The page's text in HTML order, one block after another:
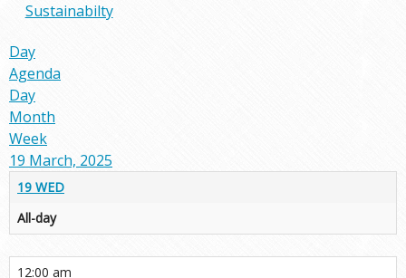
Sustainabilty
Day
Agenda
Day
Month
Week
19 March, 2025
19 WED
All-day
12:00 am